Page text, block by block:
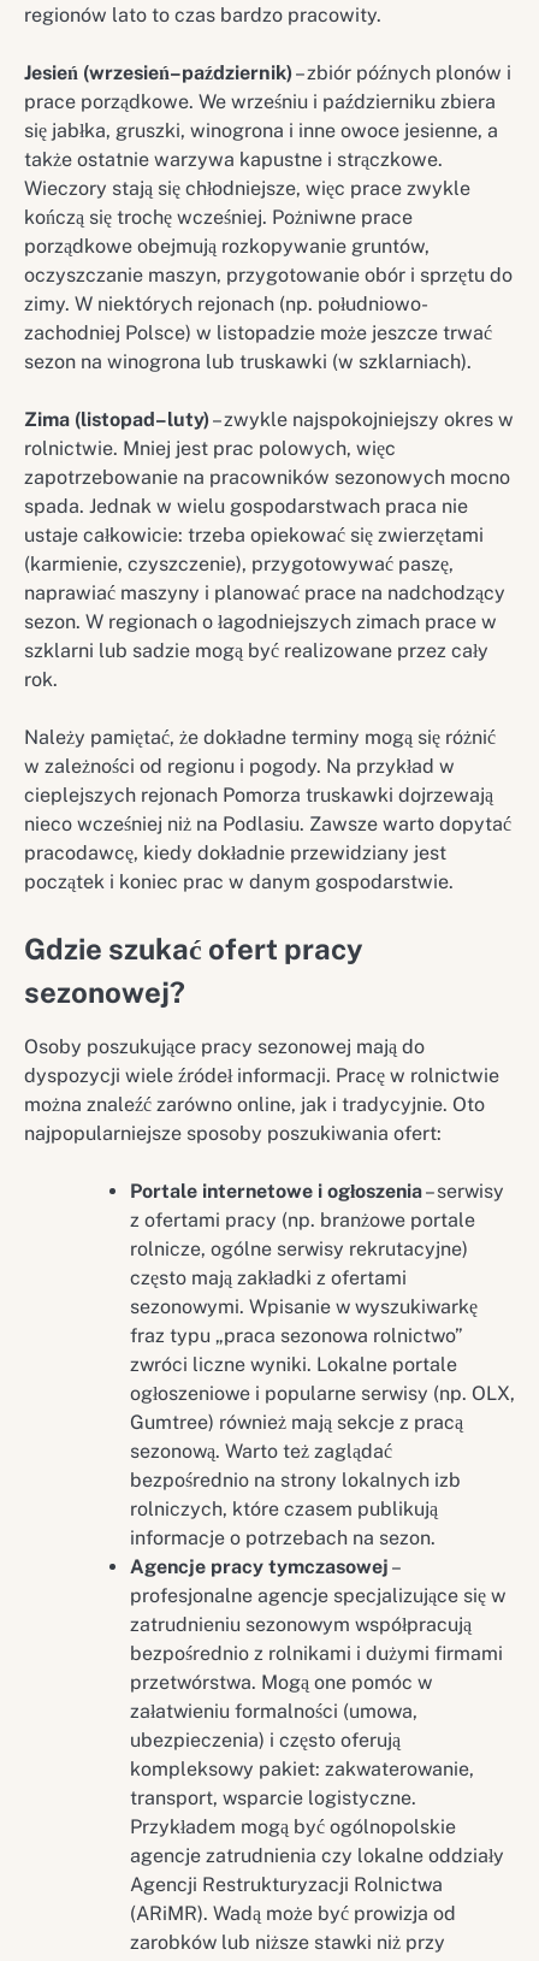
regionów lato to czas bardzo pracowity.
Jesień (wrzesień–październik)– zbiór późnych plonów i
prace porządkowe. We wrześniu i październiku zbiera
się jabłka, gruszki, winogrona i inne owoce jesienne, a
także ostatnie warzywa kapustne i strączkowe.
Wieczory stają się chłodniejsze, więc prace zwykle
kończą się trochę wcześniej. Pożniwne prace
porządkowe obejmują rozkopywanie gruntów,
oczyszczanie maszyn, przygotowanie obór i sprzętu do
zimy. W niektórych rejonach (np. południowo-
zachodniej Polsce) w listopadzie może jeszcze trwać
sezon na winogrona lub truskawki (w szklarniach).
Zima (listopad–luty)– zwykle najspokojniejszy okres w
rolnictwie. Mniej jest prac polowych, więc
zapotrzebowanie na pracowników sezonowych mocno
spada. Jednak w wielu gospodarstwach praca nie
ustaje całkowicie: trzeba opiekować się zwierzętami
(karmienie, czyszczenie), przygotowywać paszę,
naprawiać maszyny i planować prace na nadchodzący
sezon. W regionach o łagodniejszych zimach prace w
szklarni lub sadzie mogą być realizowane przez cały
rok.
Należy pamiętać, że dokładne terminy mogą się różnić
w zależności od regionu i pogody. Na przykład w
cieplejszych rejonach Pomorza truskawki dojrzewają
nieco wcześniej niż na Podlasiu. Zawsze warto dopytać
pracodawcę, kiedy dokładnie przewidziany jest
początek i koniec prac w danym gospodarstwie.
Gdzie szukać ofert pracy
sezonowej?
Osoby poszukujące pracy sezonowej mają do
dyspozycji wiele źródeł informacji. Pracę w rolnictwie
można znaleźć zarówno online, jak i tradycyjnie. Oto
najpopularniejsze sposoby poszukiwania ofert:
Portale internetowe i ogłoszenia– serwisy
z ofertami pracy (np. branżowe portale
rolnicze, ogólne serwisy rekrutacyjne)
często mają zakładki z ofertami
sezonowymi. Wpisanie w wyszukiwarkę
fraz typu „praca sezonowa rolnictwo”
zwróci liczne wyniki. Lokalne portale
ogłoszeniowe i popularne serwisy (np. OLX,
Gumtree) również mają sekcje z pracą
sezonową. Warto też zaglądać
bezpośrednio na strony lokalnych izb
rolniczych, które czasem publikują
informacje o potrzebach na sezon.
Agencje pracy tymczasowej –
profesjonalne agencje specjalizujące się w
zatrudnieniu sezonowym współpracują
bezpośrednio z rolnikami i dużymi firmami
przetwórstwa. Mogą one pomóc w
załatwieniu formalności (umowa,
ubezpieczenia) i często oferują
kompleksowy pakiet: zakwaterowanie,
transport, wsparcie logistyczne.
Przykładem mogą być ogólnopolskie
agencje zatrudnienia czy lokalne oddziały
Agencji Restrukturyzacji Rolnictwa
(ARiMR). Wadą może być prowizja od
zarobków lub niższe stawki niż przy